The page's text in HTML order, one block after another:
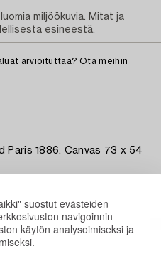
suostut evästeiden
navigoinnin
käytön analysoimiseksi ja
arvioituttaa? Ota meihin
1886. Canvas 73 x 54
miljöökuvia. Mitat ja
esineestä.